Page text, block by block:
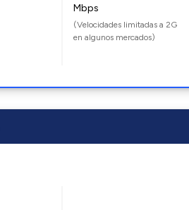
Mbps
(Velocidades limitadas a 2G
en algunos mercados)